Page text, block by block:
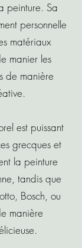
peinture. Sa
personnelle
matériaux
manier les
de manière
est puissant
grecques et
la peinture
tandis que
Bosch, ou
manière